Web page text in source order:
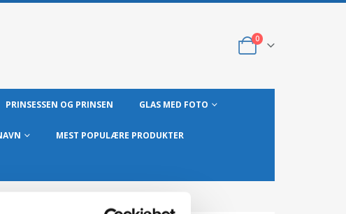
0
PRINSESSEN OG PRINSEN GLAS MED FOTO
MEST POPULÆRE PRODUKTER